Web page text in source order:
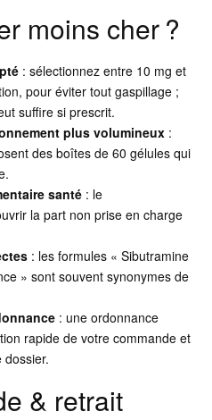
moins cher ?
: sélectionnez entre 10 mg et
pour éviter tout gaspillage ;
suffire si prescrit.
plus volumineux :
des boîtes de 60 gélules qui
santé : le
la part non prise en charge
: les formules « Sibutramine
» sont souvent synonymes de
: une ordonnance
rapide de votre commande et
dossier.
& retrait